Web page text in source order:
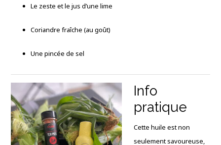
Le zeste et le jus d’une lime
Coriandre fraîche (au goût)
Une pincée de sel
Info
pratique
Cette huile est non
seulement savoureuse,